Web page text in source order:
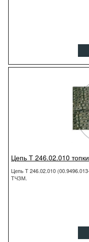
Цепь Т 246.02.010
Цепь Т 246.02.010
ТЧЗМ.